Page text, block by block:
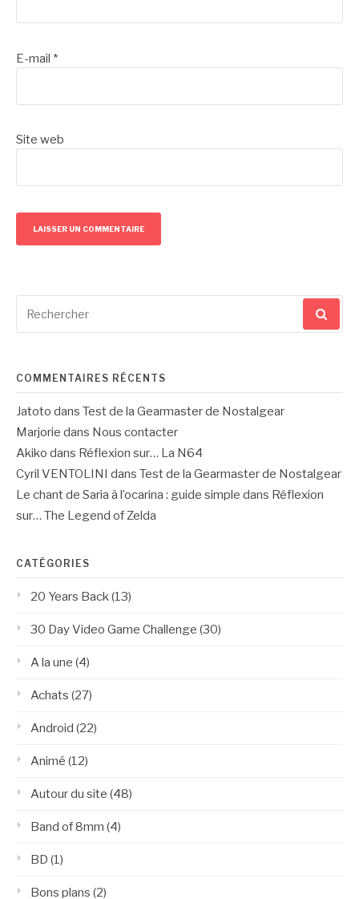
E-mail *
Site web
pour
COMMENTAIRES RÉCENTS
Jatoto dans Test de la Gearmaster de Nostalgear
Marjorie dans Nous contacter
Akiko dans Réflexion sur… La N64
Cyril VENTOLINI
dans Test de la Gearmaster de Nostalgear
Le chant de Saria à l’ocarina : guide simple dans Réflexion
sur… The Legend of Zelda
CATÉGORIES
20 Years Back(13)
30 Day Video Game Challenge (30)
A la une (4)
Achats (27)
Android (22)
Animé (12)
Autour du site (48)
Band of 8mm (4)
BD (1)
Bons plans (2)